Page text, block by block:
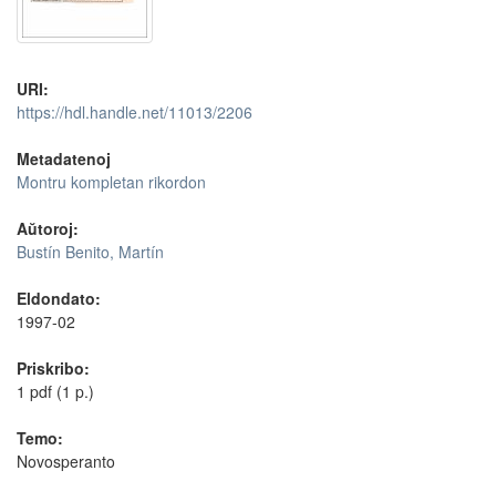
URI:
https://hdl.handle.net/11013/2206
Metadatenoj
Montru kompletan rikordon
Aŭtoroj:
Bustín Benito, Martín
Eldondato:
1997-02
Priskribo:
1 pdf (1 p.)
Temo:
Novosperanto